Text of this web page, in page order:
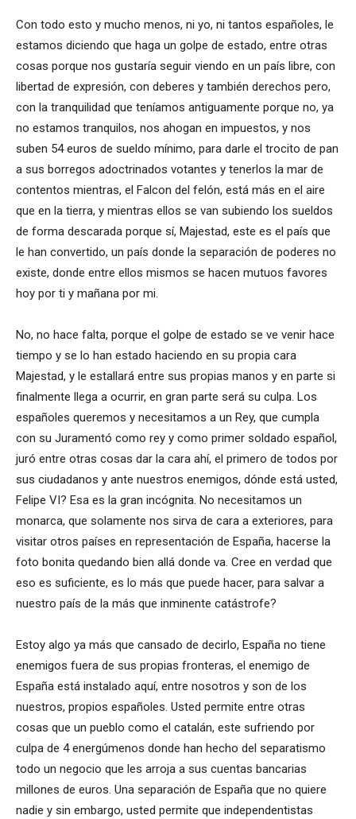
Con todo esto y mucho menos, ni yo, ni tantos españoles, le
estamos diciendo que haga un golpe de estado, entre otras
cosas porque nos gustaría seguir viendo en un país libre, con
libertad de expresión, con deberes y también derechos pero,
con la tranquilidad que teníamos antiguamente porque no, ya
no estamos tranquilos, nos ahogan en impuestos, y nos
suben 54 euros de sueldo mínimo, para darle el trocito de pan
a sus borregos adoctrinados votantes y tenerlos la mar de
contentos mientras, el Falcon del felón, está más en el aire
que en la tierra, y mientras ellos se van subiendo los sueldos
de forma descarada porque sí, Majestad, este es el país que
le han convertido, un país donde la separación de poderes no
existe, donde entre ellos mismos se hacen mutuos favores
hoy por ti y mañana por mi.
No, no hace falta, porque el golpe de estado se ve venir hace
tiempo y se lo han estado haciendo en su propia cara
Majestad, y le estallará entre sus propias manos y en parte si
finalmente llega a ocurrir, en gran parte será su culpa. Los
españoles queremos y necesitamos a un Rey, que cumpla
con su Juramentó como rey y como primer soldado español,
juró entre otras cosas dar la cara ahí, el primero de todos por
sus ciudadanos y ante nuestros enemigos, dónde está usted,
Felipe VI? Esa es la gran incógnita. No necesitamos un
monarca, que solamente nos sirva de cara a exteriores, para
visitar otros países en representación de España, hacerse la
foto bonita quedando bien allá donde va. Cree en verdad que
eso es suficiente, es lo más que puede hacer, para salvar a
nuestro país de la más que inminente catástrofe?
Estoy algo ya más que cansado de decirlo, España no tiene
enemigos fuera de sus propias fronteras, el enemigo de
España está instalado aquí, entre nosotros y son de los
nuestros, propios españoles. Usted permite entre otras
cosas que un pueblo como el catalán, este sufriendo por
culpa de 4 energúmenos donde han hecho del separatismo
todo un negocio que les arroja a sus cuentas bancarias
millones de euros. Una separación de España que no quiere
nadie y sin embargo, usted permite que independentistas